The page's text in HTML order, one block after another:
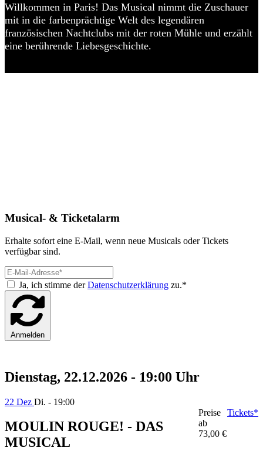
Willkommen in Paris! Das Musical nimmt die Zuschauer
mit in die farbenprächtige Welt des legendären
französischen Nachtclubs mit der roten Mühle und erzählt
eine berührende Liebesgeschichte.
Musical- & Ticketalarm
Erhalte sofort eine E-Mail, wenn neue Musicals oder Tickets
verfügbar sind.
Ja, ich stimme derDatenschutzerklärung zu.*
Anmelden
Dienstag, 22.12.2026 - 19:00 Uhr
22 Dez Di. - 19:00
MOULIN ROUGE! - DAS
MUSICAL
Preise
ab
73,00 €
Tickets*